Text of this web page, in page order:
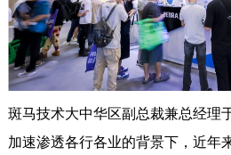
斑马技术大中华区副总裁兼总经理
加速渗透各行各业的背景下，近年